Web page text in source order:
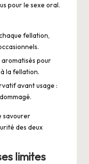
pour le sexe oral.
fellation,
pour
la fellation.
avant usage :
savourer
des deux
limites